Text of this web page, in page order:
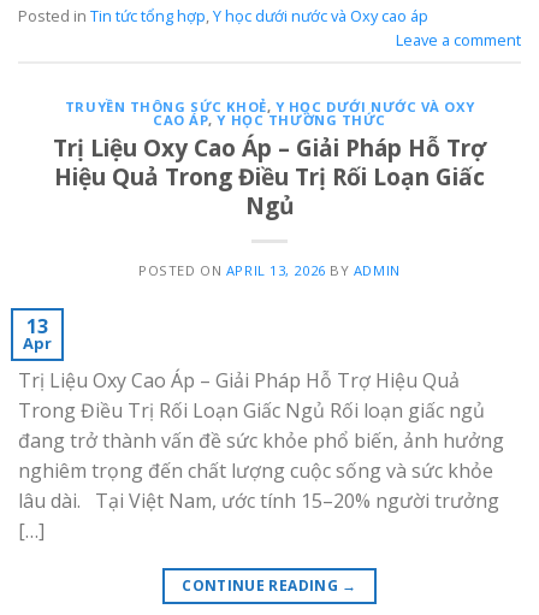
Posted in Tin tức tổng hợp,Y học dưới nước và Oxy cao áp
Leave a comment
TRUYỀN THÔNG SỨC KHOẺ, Y HỌC DƯỚI NƯỚC VÀ OXY
CAO ÁP,Y HỌC THƯỜNG THỨC
Trị Liệu Oxy Cao Áp – Giải Pháp Hỗ Trợ
Hiệu Quả Trong Điều Trị Rối Loạn Giấc
Ngủ
POSTED ON APRIL 13, 2026 BY ADMIN
13
Apr
Trị Liệu Oxy Cao Áp – Giải Pháp Hỗ Trợ Hiệu Quả
Trong Điều Trị Rối Loạn Giấc Ngủ Rối loạn giấc ngủ
đang trở thành vấn đề sức khỏe phổ biến, ảnh hưởng
nghiêm trọng đến chất lượng cuộc sống và sức khỏe
lâu dài. Tại Việt Nam, ước tính 15–20% người trưởng
[…]
CONTINUE READING →